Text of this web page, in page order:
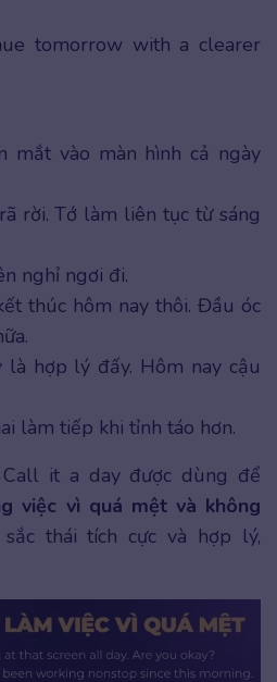
tomorrow with a clearer
mắt vào màn hình cả ngày
rời. Tớ làm liên tục từ sáng
nghỉ ngơi đi.
thúc hôm nay thôi. Đầu óc
là hợp lý đấy. Hôm nay cậu
làm tiếp khi tỉnh táo hơn.
Call it a day được dùng để
việc vì quá mệt và không
thái tích cực và hợp lý,